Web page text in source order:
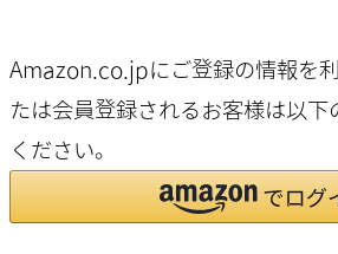
Amazon.co.jpにご登録の情報を
たは会員登録されるお客様は以下
ください。